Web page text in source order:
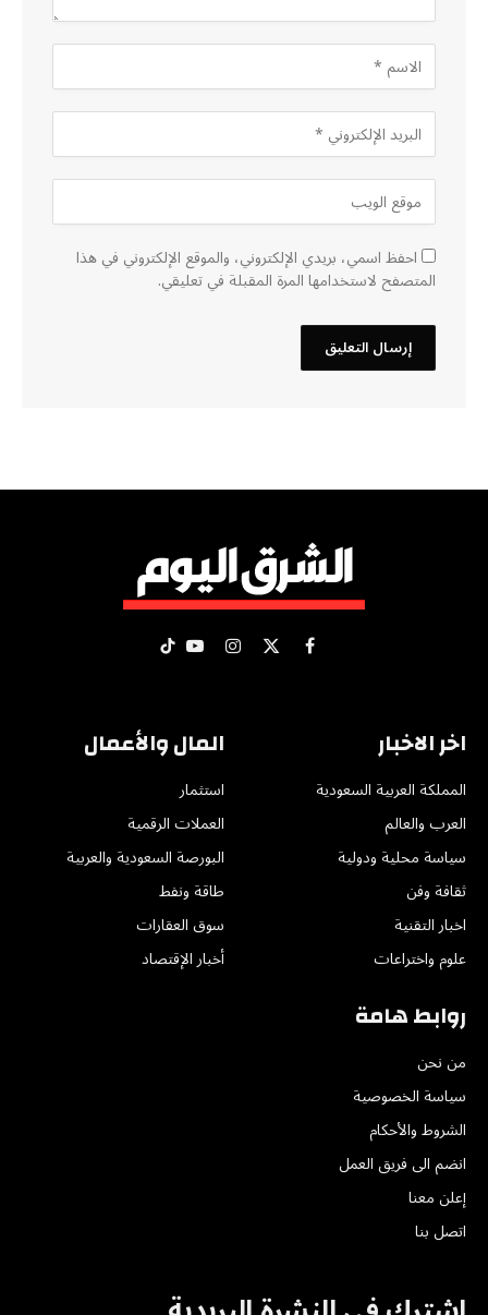
احفظ اسمي، بريدي الإلكتروني، والموقع الإلكتروني في هذا
المتصفح لاستخدامها المرة المقبلة في تعليقي.
فيسبوك
X الانستغراميوتيوبتيكتوك
اخر الاخبار
المملكة العربية السعودية
العرب والعالم
سياسة محلية ودولية
ثقافة وفن
اخبار التقنية
علوم واختراعات
المال والأعمال
استثمار
العملات الرقمية
البورصة السعودية والعربية
طاقة ونفط
سوق العقارات
أخبار الإقتصاد
روابط هامة
من نحن
سياسة الخصوصية
الشروط والأحكام
انضم الى فريق العمل
إعلن معنا
اتصل بنا